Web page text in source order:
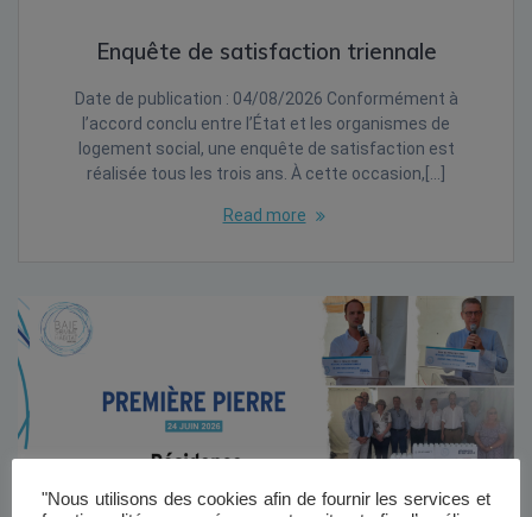
Enquête de satisfaction triennale
Date de publication : 04/08/2026 Conformément à
l’accord conclu entre l’État et les organismes de
logement social, une enquête de satisfaction est
réalisée tous les trois ans. À cette occasion,[…]
Read more
"Nous utilisons des cookies afin de fournir les services et